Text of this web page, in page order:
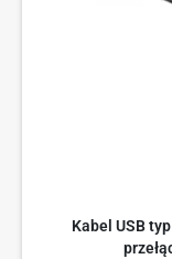
Kabel USB